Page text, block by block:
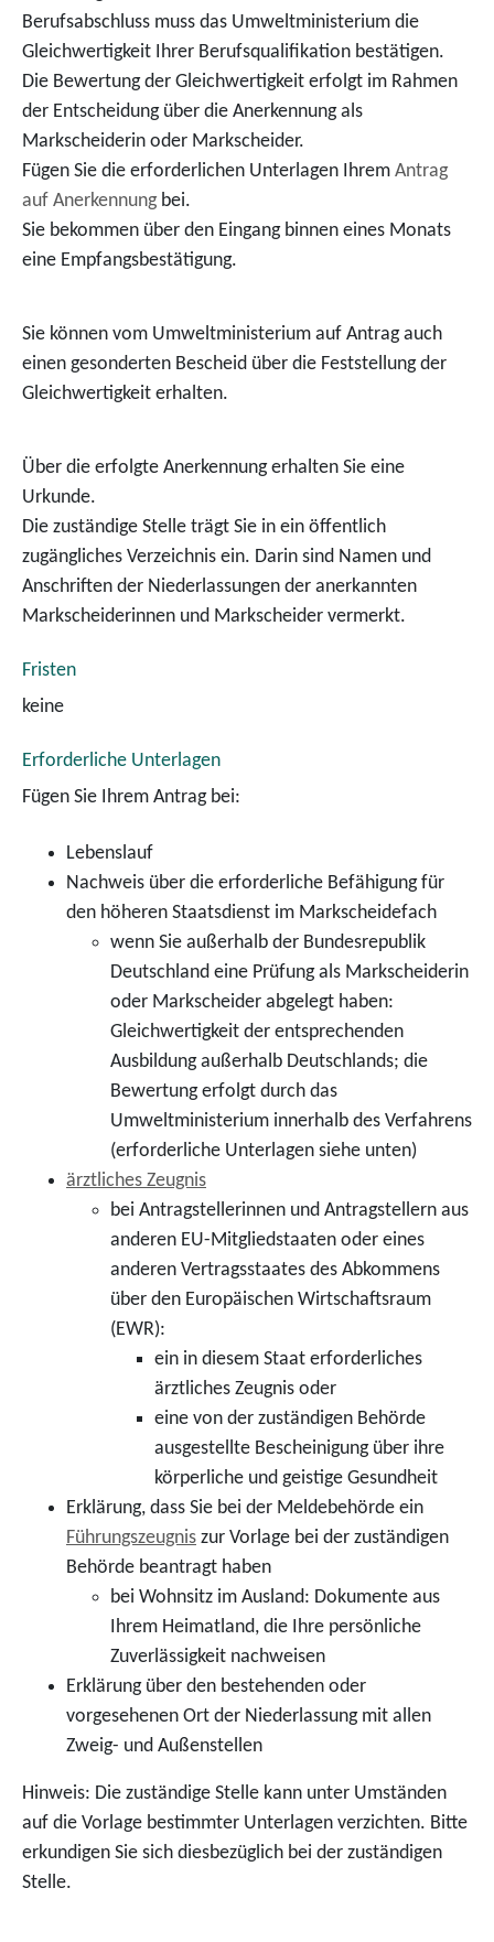
Berufsabschluss muss das Umweltministerium die
Gleichwertigkeit Ihrer Berufsqualifikation bestätigen.
Die Bewertung der Gleichwertigkeit erfolgt im Rahmen
der Entscheidung über die Anerkennung als
Markscheiderin oder Markscheider.
Fügen Sie die erforderlichen Unterlagen Ihrem Antrag
auf Anerkennungbei.
Sie bekommen über den Eingang binnen eines Monats
eine Empfangsbestätigung.
Sie können vom Umweltministerium auf Antrag auch
einen gesonderten Bescheid über die Feststellung der
Gleichwertigkeit erhalten.
Über die erfolgte Anerkennung erhalten Sie eine
Urkunde.
Die zuständige Stelle trägt Sie in ein öffentlich
zugängliches Verzeichnis ein. Darin sind Namen und
Anschriften der Niederlassungen der anerkannten
Markscheiderinnen und Markscheider vermerkt.
Fristen
keine
Erforderliche Unterlagen
Fügen Sie Ihrem Antrag bei:
Lebenslauf
Nachweis über die erforderliche Befähigung für
den höheren Staatsdienst im Markscheidefach
wenn Sie außerhalb der Bundesrepublik
Deutschland eine Prüfung als Markscheiderin
oder Markscheider abgelegt haben:
Gleichwertigkeit der entsprechenden
Ausbildung außerhalb Deutschlands; die
Bewertung erfolgt durch das
Umweltministerium innerhalb des Verfahrens
(erforderliche Unterlagen siehe unten)
ärztliches Zeugnis
bei Antragstellerinnen und Antragstellern aus
anderen EU-Mitgliedstaaten oder eines
anderen Vertragsstaates des Abkommens
über den Europäischen Wirtschaftsraum
(EWR):
ein in diesem Staat erforderliches
ärztliches Zeugnis oder
eine von der zuständigen Behörde
ausgestellte Bescheinigung über ihre
körperliche und geistige Gesundheit
Erklärung, dass Sie bei der Meldebehörde ein
Führungszeugnis zur Vorlage bei der zuständigen
Behörde beantragt haben
bei Wohnsitz im Ausland: Dokumente aus
Ihrem Heimatland, die Ihre persönliche
Zuverlässigkeit nachweisen
Erklärung über den bestehenden oder
vorgesehenen Ort der Niederlassung mit allen
Zweig- und Außenstellen
Hinweis: Die zuständige Stelle kann unter Umständen
auf die Vorlage bestimmter Unterlagen verzichten. Bitte
erkundigen Sie sich diesbezüglich bei der zuständigen
Stelle.